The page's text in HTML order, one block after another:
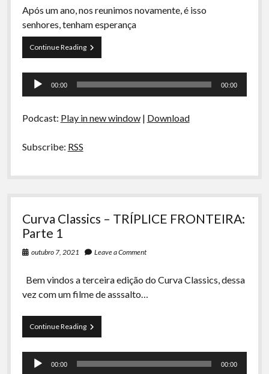
Após um ano, nos reunimos novamente, é isso
senhores, tenham esperança
Continue ReadingVoltamos
Tocador
00:00 00:00
Podcast: Play in new window| Download
Subscribe: RSS
Curva Classics – TRÍPLICE FRONTEIRA:
Parte 1
outubro 7, 2021 Leave a Comment
Bem vindos a terceira edição do Curva Classics, dessa
vez com um filme de asssalto…
Continue ReadingCurva
Classics
FRONTEIRA:
Tocador
00:00 00:00